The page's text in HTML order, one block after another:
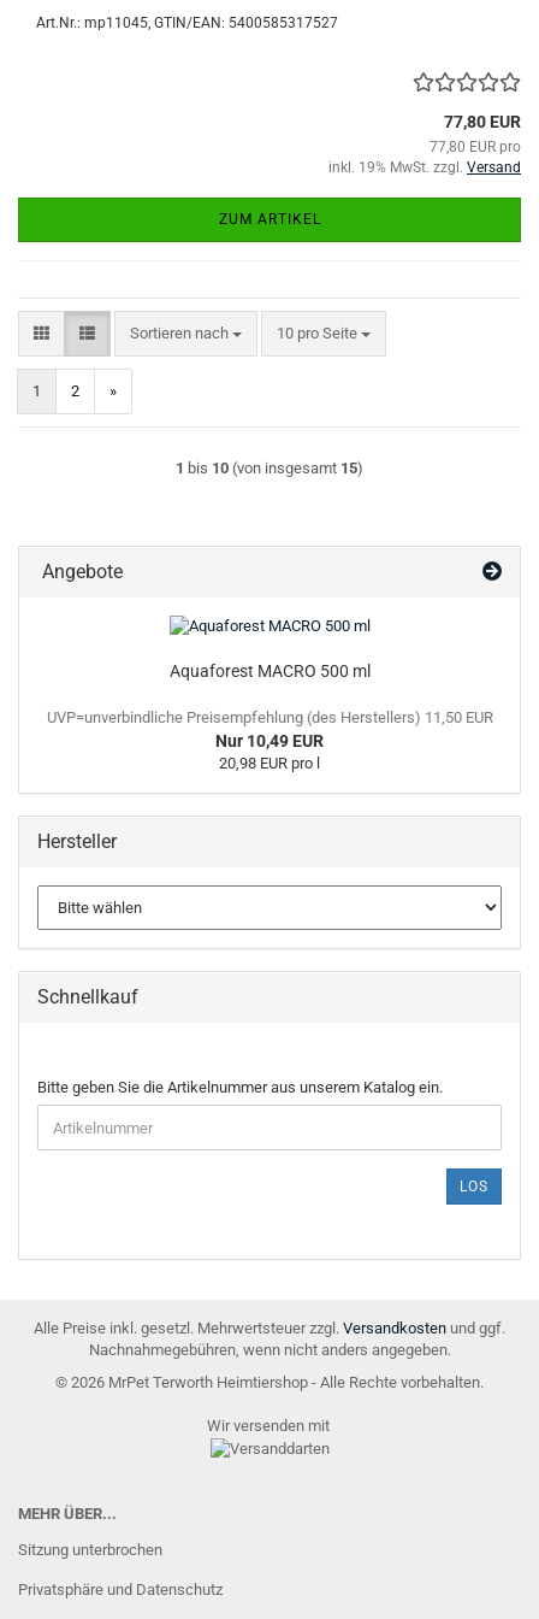
Art.Nr.: mp11045 GTIN/EAN: 5400585317527
77,80 EUR
77,80 EUR pro
inkl. 19% MwSt. zzgl. Versand
ZUM ARTIKEL
Sortieren nach
Sortieren nach 10 pro Seite
pro Seite
1 2 »
1 bis 10 (von insgesamt 15)
Angebote
Aquaforest MACRO 500 ml
UVP=unverbindliche Preisempfehlung (des Herstellers) 11,50 EUR
Nur 10,49 EUR
20,98 EUR pro l
Hersteller
Schnellkauf
BITTE
GEBEN
SIE
DIE
EIN.
Bitte geben Sie die Artikelnummer aus unserem Katalog ein.
LOS
Alle Preise inkl. gesetzl. Mehrwertsteuer zzgl. Versandkosten und ggf.
Nachnahmegebühren, wenn nicht anders angegeben.
© 2026 MrPet Terworth Heimtiershop - Alle Rechte vorbehalten.
Wir versenden mit
MEHR ÜBER...
Sitzung unterbrochen
Privatsphäre und Datenschutz